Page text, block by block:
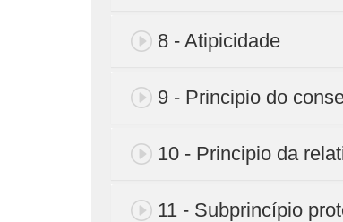
8 - Atipicidade
9 - Principio do
10 - Principio da
11 - Subprincípio